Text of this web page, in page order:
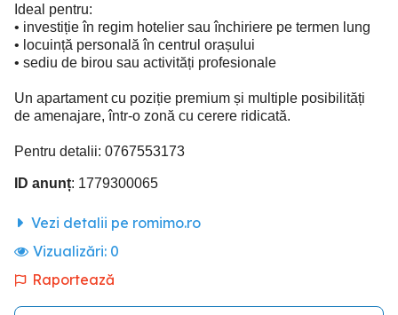
Ideal pentru:
• investiție în regim hotelier sau închiriere pe termen lung
• locuință personală în centrul orașului
• sediu de birou sau activități profesionale
Un apartament cu poziție premium și multiple posibilități
de amenajare, într-o zonă cu cerere ridicată.
Pentru detalii: 0767553173
ID anunț: 1779300065
Vezi detalii pe romimo.ro
Vizualizări: 0
Raportează